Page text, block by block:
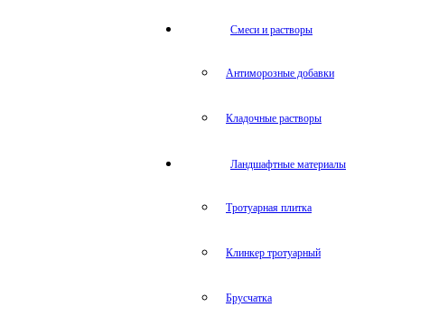
Cмеси и растворы
Антиморозные добавки
Кладочные растворы
Ландшафтные материалы
Тротуарная плитка
Клинкер тротуарный
Брусчатка